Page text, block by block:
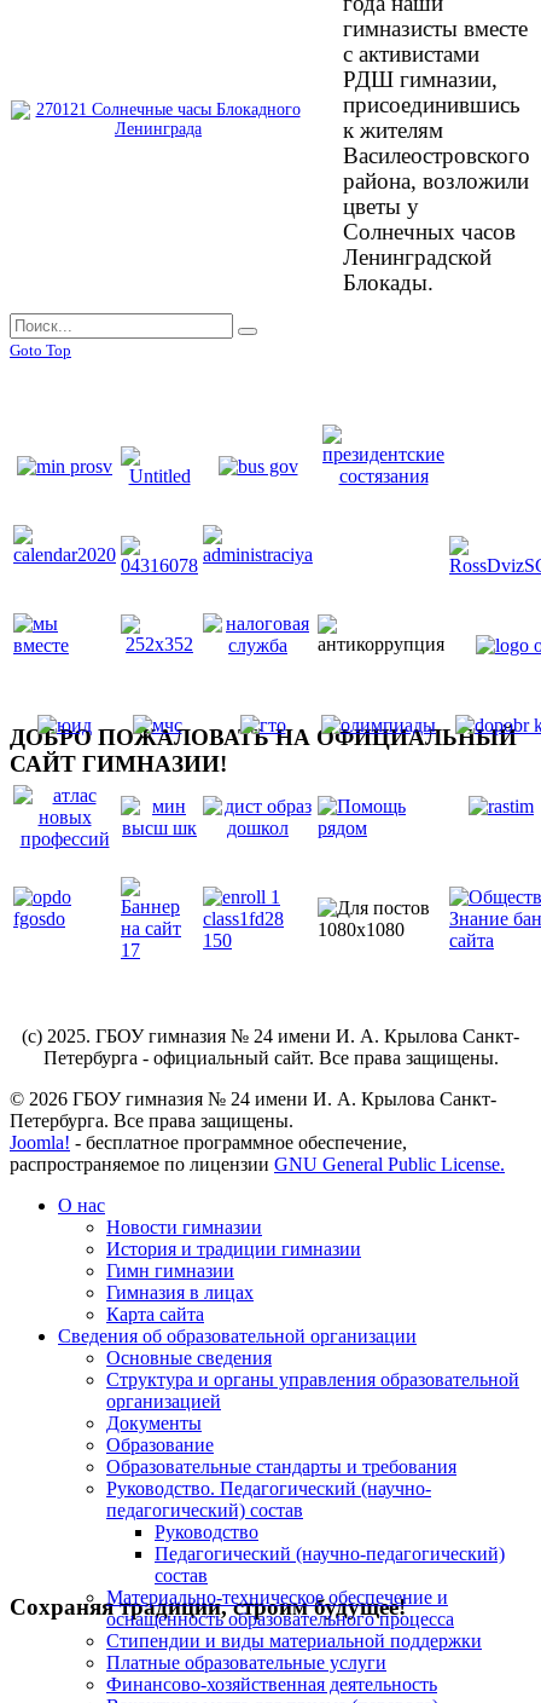
ДОБРО ПОЖАЛОВАТЬ НА ОФИЦИАЛЬНЫЙ
САЙТ ГИМНАЗИИ!
Сохраняя традиции, строим будущее!
гимназисты вместе
с активистами
РДШ гимназии,
присоединившись
к жителям
Василеостровского
района, возложили
цветы у
Солнечных часов
Ленинградской
Блокады.
Goto Top
(c) 2025. ГБОУ гимназия № 24 имени И. А. Крылова Санкт-
Петербурга - официальный сайт. Все права защищены.
© 2026 ГБОУ гимназия № 24 имени И. А. Крылова Санкт-
Петербурга. Все права защищены.
Joomla! - бесплатное программное обеспечение,
распространяемое по лицензии GNU General Public License.
О нас
Новости гимназии
История и традиции гимназии
Гимн гимназии
Гимназия в лицах
Карта сайта
Сведения об образовательной организации
Основные сведения
Структура и органы управления образовательной
организацией
Документы
Образование
Образовательные стандарты и требования
Руководство. Педагогический (научно-
педагогический) состав
Руководство
Педагогический (научно-педагогический)
состав
Материально-техническое обеспечение и
оснащенность образовательного процесса
Стипендии и виды материальной поддержки
Платные образовательные услуги
Финансово-хозяйственная деятельность